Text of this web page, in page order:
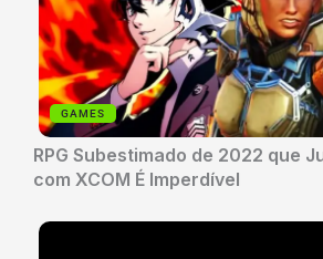
GAMES
RPG Subestimado de 2022 que
com XCOM É Imperdível